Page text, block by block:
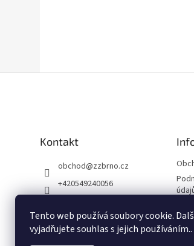
Tento web používá soubory cookie.
vyjadřujete souhlas s jejich
Kontakt
obchod@zzbrno.cz
+420549240056
ejnaZdravyzivot